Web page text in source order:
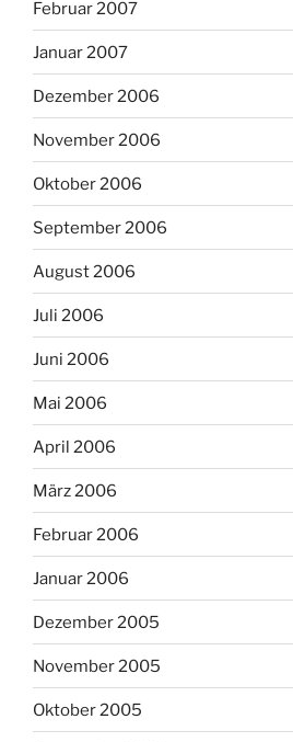
Februar 2007
Januar 2007
Dezember 2006
November 2006
Oktober 2006
September 2006
August 2006
Juli 2006
Juni 2006
Mai 2006
April 2006
März 2006
Februar 2006
Januar 2006
Dezember 2005
November 2005
Oktober 2005